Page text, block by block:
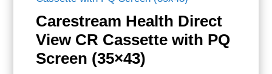
Carestream Health Direct
View CR Cassette with PQ
Screen (35×43)